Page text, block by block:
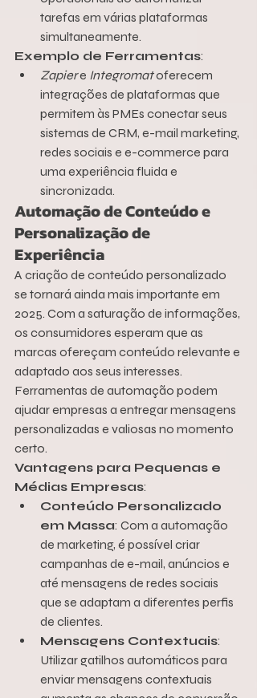
tarefas em várias plataformas
simultaneamente.
Exemplo de Ferramentas:
Zapier e Integromat oferecem
integrações de plataformas que
permitem às PMEs conectar seus
sistemas de CRM, e-mail marketing,
redes sociais e e-commerce para
uma experiência fluida e
sincronizada.
Automação de Conteúdo e
Personalização de
Experiência
A criação de conteúdo personalizado
se tornará ainda mais importante em
2025. Com a saturação de informações,
os consumidores esperam que as
marcas ofereçam conteúdo relevante e
adaptado aos seus interesses.
Ferramentas de automação podem
ajudar empresas a entregar mensagens
personalizadas e valiosas no momento
certo.
Vantagens para Pequenas e
Médias Empresas:
Conteúdo Personalizado
em Massa: Com a automação
de marketing, é possível criar
campanhas de e-mail, anúncios e
até mensagens de redes sociais
que se adaptam a diferentes perfis
de clientes.
Mensagens Contextuais:
Utilizar gatilhos automáticos para
enviar mensagens contextuais